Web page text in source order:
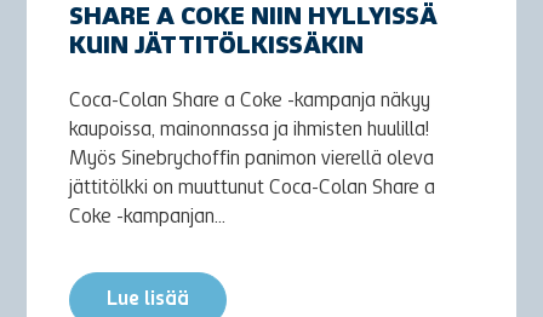
SHARE A COKE NIIN HYLLYISSÄ
KUIN JÄTTITÖLKISSÄKIN
Coca-Colan Share a Coke -kampanja näkyy
kaupoissa, mainonnassa ja ihmisten huulilla!
Myös Sinebrychoffin panimon vierellä oleva
jättitölkki on muuttunut Coca-Colan Share a
Coke -kampanjan...
Lue lisää